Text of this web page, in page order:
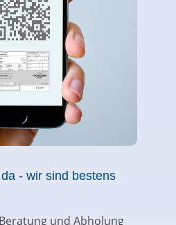
- wir sind bestens
und Abholung